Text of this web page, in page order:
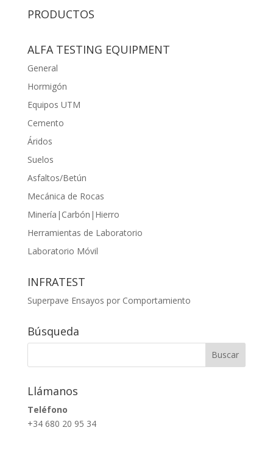
PRODUCTOS
ALFA TESTING EQUIPMENT
General
Hormigón
Equipos UTM
Cemento
Áridos
Suelos
Asfaltos/Betún
Mecánica de Rocas
Minería|Carbón|Hierro
Herramientas de Laboratorio
Laboratorio Móvil
INFRATEST
Superpave Ensayos por Comportamiento
Búsqueda
Llámanos
Teléfono
+34 680 20 95 34